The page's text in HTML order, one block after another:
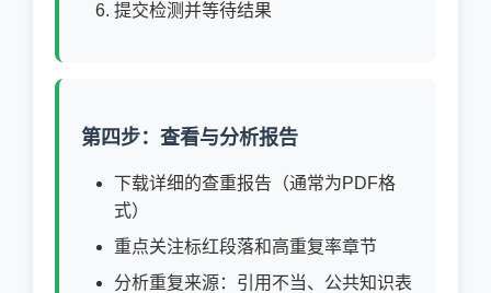
提交检测并等待结果
第四步：查看与分析报告
下载详细的查重报告（通常为PDF格
式）
重点关注标红段落和高重复率章节
分析重复来源：引用不当、公共知识表